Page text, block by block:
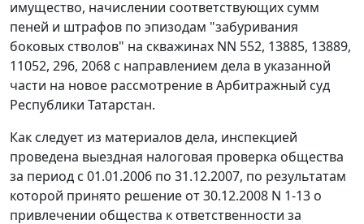
имущество, начислении соответствующих сумм
пеней и штрафов по эпизодам "забуривания
боковых стволов" на скважинах NN 552, 13885, 13889,
11052, 296, 2068 с направлением дела в указанной
части на новое рассмотрение в Арбитражный суд
Республики Татарстан.
Как следует из материалов дела, инспекцией
проведена выездная налоговая проверка общества
за период с 01.01.2006 по 31.12.2007, по результатам
которой принято решение от 30.12.2008 N 1-13 о
привлечении общества к ответственности за